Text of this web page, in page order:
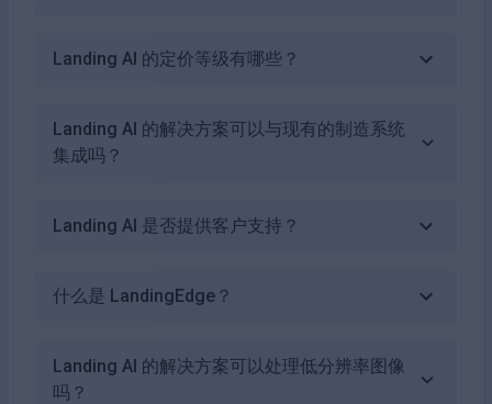
Landing AI 的定价等级有哪些？
Landing AI 的解决方案可以与现有的制造系统
集成吗？
Landing AI 是否提供客户支持？
什么是 LandingEdge？
Landing AI 的解决方案可以处理低分辨率图像
吗？